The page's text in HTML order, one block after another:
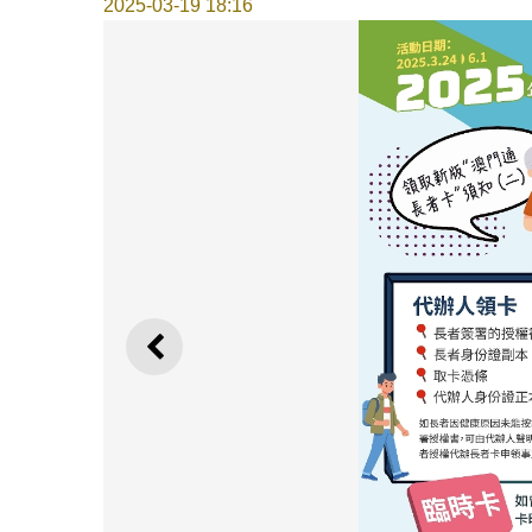
2025-03-19 18:16
上一則